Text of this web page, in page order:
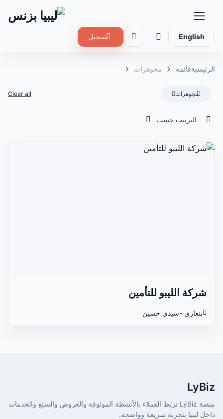
English تسجيل
الرئيسيةقائمة مجوهرات
مجوهرات Clear all
الترتيب حسب
شركة الليبو للتأمين
بنغازي -سيدي حسين
LyBiz
منصة LyBiz تربط العملاء بالأنشطة الموثوقة والعروض والسلع والخدمات
داخل ليبيا بتجربة سريعة وواضحة.